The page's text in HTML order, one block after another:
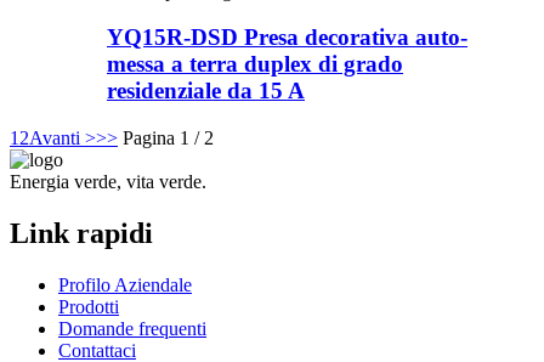
YQ15R-DSD Presa decorativa auto-
messa a terra duplex di grado
residenziale da 15 A
1 2Avanti >>> Pagina 1 / 2
Energia verde, vita verde.
Link rapidi
Profilo Aziendale
Prodotti
Domande frequenti
Contattaci